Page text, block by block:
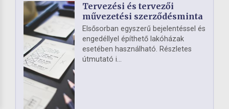
Tervezési és tervezői
művezetési szerződésminta
Elsősorban egyszerű bejelentéssel és
engedéllyel építhető lakóházak
esetében használható. Részletes
útmutató i...